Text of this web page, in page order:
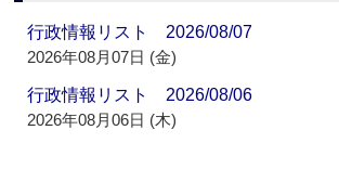
行政情報リスト 2026/08/07
2026年08月07日 (金)
行政情報リスト 2026/08/06
2026年08月06日 (木)